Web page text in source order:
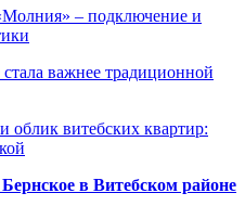
– подключение и
важнее традиционной
облик витебских квартир:
в Витебском районе